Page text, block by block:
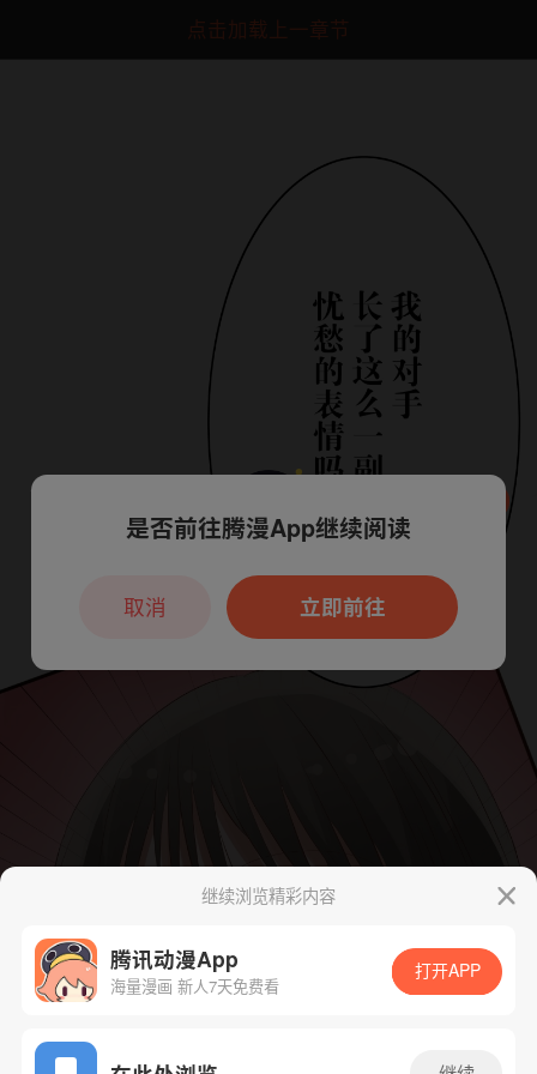
点击加载上一章节
App免费看
继续浏览精彩内容
腾讯动漫App
海量漫画 新人7天免费看
打开APP
本章节仅支持App阅读，可打开App新用
户7天免费看
是否前往腾漫App继续阅读
立即前往
取消